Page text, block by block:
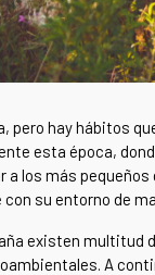
pero hay hábitos
esta época,
los más
su entorno de
existen multitud
A